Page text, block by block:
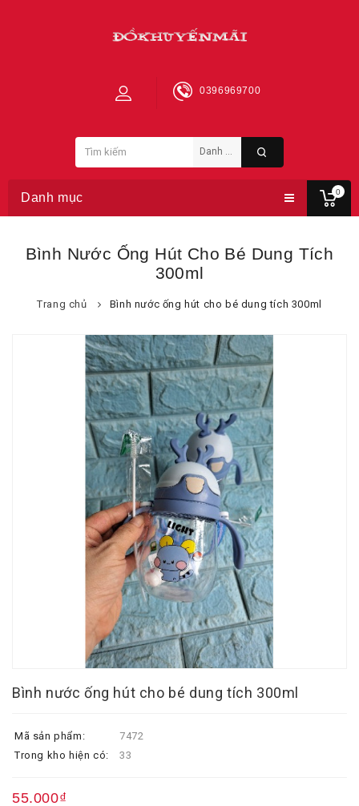
0
0396969700
Danh mục
Bình Nước Ống Hút Cho Bé Dung Tích
300ml
Trang chủ Bình nước ống hút cho bé dung tích 300ml
Bình nước ống hút cho bé dung tích 300ml
Mã sản phẩm:
7472
Trong kho hiện có:
33
55.000₫